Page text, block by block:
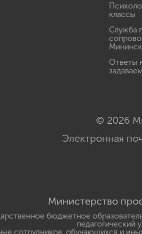
классы
Служба
Ответы
© 2026
Электронная
Министерство
бюджетное
педагогический
сотрудников, обучающихся и